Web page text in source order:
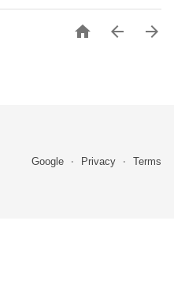
  
Google Privacy Terms